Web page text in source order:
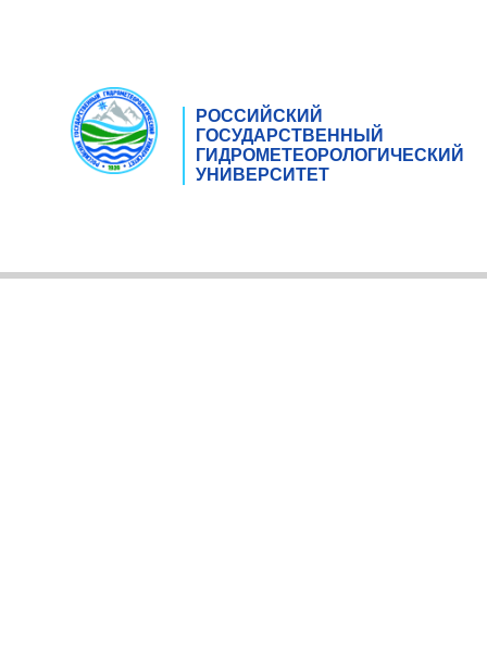
РОССИЙСКИЙ
ГОСУДАРСТВЕННЫЙ
ГИДРОМЕТЕОРОЛОГИЧЕСКИЙ
УНИВЕРСИТЕТ